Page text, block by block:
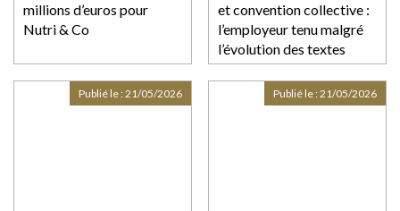
millions d’euros pour
Nutri & Co
et convention collective :
l’employeur tenu malgré
l’évolution des textes
Publié le :21/05/2026 Publié le :21/05/2026